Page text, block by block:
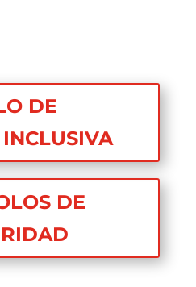
DE
DE